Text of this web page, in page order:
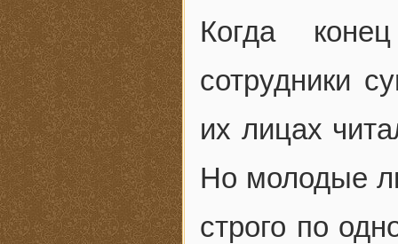
Когда
сотрудники
их лицах
Но молодые
строго по